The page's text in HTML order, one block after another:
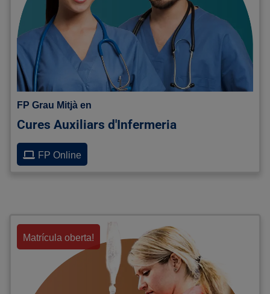
FP Grau Mitjà en
Cures Auxiliars d'Infermeria
FP Online
Matrícula oberta!